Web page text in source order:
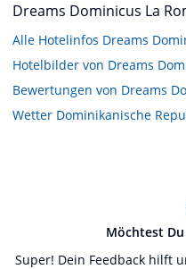
Dreams Dominicus La
Alle Hotelinfos Dreams
Hotelbilder von Dreams
Bewertungen von Dreams
Wetter Dominikanische
Möchtest
Super! Dein Feedback hilft